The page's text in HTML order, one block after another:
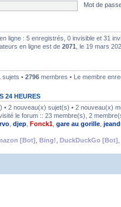
Mot de
ligne : 5 enregistrés, 0 invisible et 31
en ligne est de 2071 , le 19 mars
sujets • 2796 membres • Le membre
24 HEURES
• 2 nouveau(x) sujet(s) • 2 nouveau(x)
le forum :: 23 membre(s), 2
djep Fonck1 gare au gorille
[Bot] Bing! DuckDuckGo [Bot]